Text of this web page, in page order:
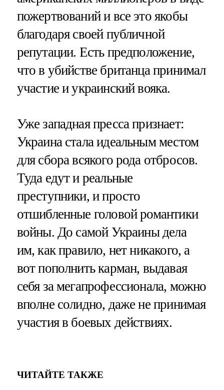
пожертвований и все это якобы
благодаря своей публичной
репутации. Есть предположение,
что в убийстве британца принимал
участие и украинский вояка.
Уже западная пресса признает:
Украина стала идеальным местом
для сбора всякого рода отбросов.
Туда едут и реальные
преступники, и просто
отшибленные головой романтики
войны. До самой Украины дела
им, как правило, нет никакого, а
вот пополнить карман, выдавая
себя за мегапрофессионала, можно
вполне солидно, даже не принимая
участия в боевых действиях.
ЧИТАЙТЕ ТАКЖЕ